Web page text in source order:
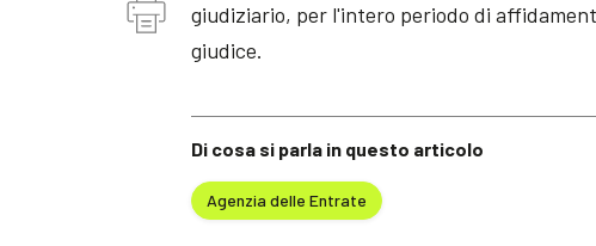
Di cosa si parla in questo articolo
Agenzia delle Entrate
giudiziario, per l'intero periodo di
giudice.